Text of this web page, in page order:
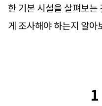
한 기본 시설을 살펴보는
게 조사해야 하는지 알아
1